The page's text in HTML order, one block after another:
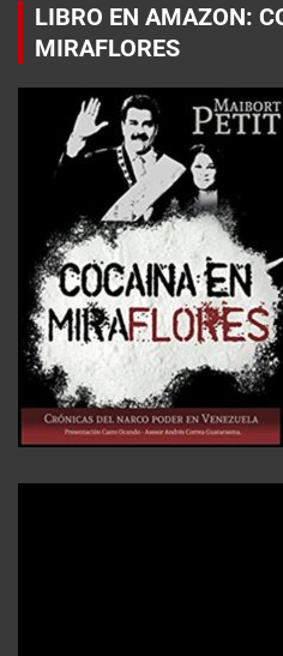
LIBRO EN AMAZON:
MIRAFLORES